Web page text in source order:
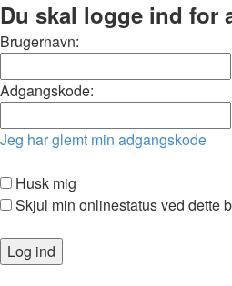
Du skal logge ind for
Brugernavn:
Adgangskode:
Jeg har glemt min adgangskode
Husk mig
Skjul min onlinestatus ved dette